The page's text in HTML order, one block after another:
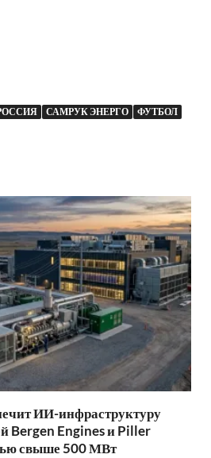
САМРУК ЭНЕРГО ФУТБОЛ
ИИ-инфраструктуру
Bergen Engines и Piller
свыше 500 МВт